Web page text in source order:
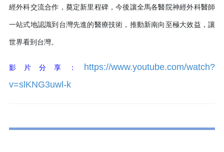
經外科交流合作，奠定新里程碑，今後讓全馬各醫院神經外科醫師
一站式地認識到台灣先進的醫療技術，推動新南向至極大效益，讓
世界看到台灣。
影片分享： https://www.youtube.com/watch?
v=slKNG3uwl-k